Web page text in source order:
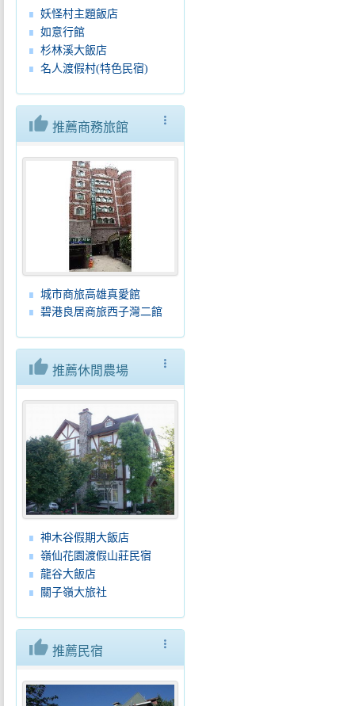
妖怪村主題飯店
如意行館
杉林溪大飯店
名人渡假村(特色民宿)
more_vert
thumb_up 推薦商務旅館
城市商旅高雄真愛館
碧港良居商旅西子灣二館
more_vert
thumb_up 推薦休閒農場
神木谷假期大飯店
嶺仙花園渡假山莊民宿
龍谷大飯店
關子嶺大旅社
more_vert
thumb_up 推薦民宿